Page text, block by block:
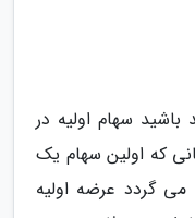
سهام اولیه در
که اولین سهام یک
گردد عرضه اولیه